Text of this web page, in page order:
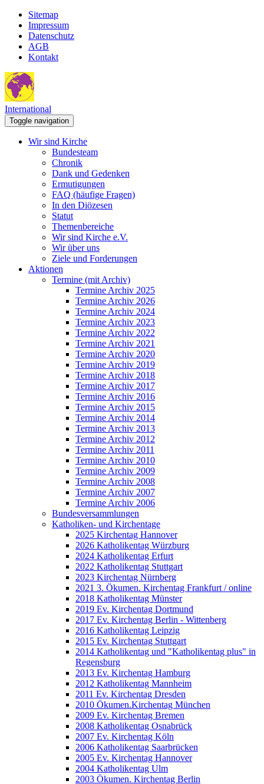
Sitemap
Impressum
Datenschutz
AGB
Kontakt
International
Toggle navigation
Wir sind Kirche
Bundesteam
Chronik
Dank und Gedenken
Ermutigungen
FAQ (häufige Fragen)
In den Diözesen
Statut
Themenbereiche
Wir sind Kirche e.V.
Wir über uns
Ziele und Forderungen
Aktionen
Termine (mit Archiv)
Termine Archiv 2025
Termine Archiv 2026
Termine Archiv 2024
Termine Archiv 2023
Termine Archiv 2022
Termine Archiv 2021
Termine Archiv 2020
Termine Archiv 2019
Termine Archiv 2018
Termine Archiv 2017
Termine Archiv 2016
Termine Archiv 2015
Termine Archiv 2014
Termine Archiv 2013
Termine Archiv 2012
Termine Archiv 2011
Termine Archiv 2010
Termine Archiv 2009
Termine Archiv 2008
Termine Archiv 2007
Termine Archiv 2006
Bundesversammlungen
Katholiken- und Kirchentage
2025 Kirchentag Hannover
2026 Katholikentag Würzburg
2024 Katholikentag Erfurt
2022 Katholikentag Stuttgart
2023 Kirchentag Nürnberg
2021 3. Ökumen. Kirchentag Frankfurt / online
2018 Katholikentag Münster
2019 Ev. Kirchentag Dortmund
2017 Ev. Kirchentag Berlin - Wittenberg
2016 Katholikentag Leipzig
2015 Ev. Kirchentag Stuttgart
2014 Katholikentag und "Katholikentag plus" in
Regensburg
2013 Ev. Kirchentag Hamburg
2012 Katholikentag Mannheim
2011 Ev. Kirchentag Dresden
2010 Ökumen.Kirchentag München
2009 Ev. Kirchentag Bremen
2008 Katholikentag Osnabrück
2007 Ev. Kirchentag Köln
2006 Katholikentag Saarbrücken
2005 Ev. Kirchentag Hannover
2004 Katholikentag Ulm
2003 Ökumen. Kirchentag Berlin